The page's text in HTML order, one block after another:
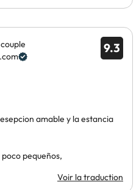
9.3
amable y la estancia
pequeños,
Voir la traduction